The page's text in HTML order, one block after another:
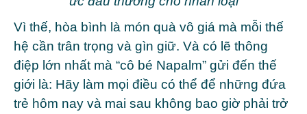
Vì thế, hòa bình là món quà vô giá mà mỗi thế
hệ cần trân trọng và gìn giữ. Và có lẽ thông
điệp lớn nhất mà “cô bé Napalm” gửi đến thế
giới là: Hãy làm mọi điều có thể để những đứa
trẻ hôm nay và mai sau không bao giờ phải trở